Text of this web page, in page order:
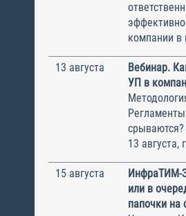
компании
13 августа
Вебинар.
УП в
13 августа,
15 августа
ИнфраТИМ-
или в
папочки на